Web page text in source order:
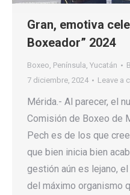
Gran, emotiva
Boxeador” 2024
Boxeo, Península, Yucatán
7 diciembre, 2024
Leave a
Mérida.- Al parecer, el
Comisión de Boxeo de
Pech es de los que
que bien inicia bien
gestión aún es lejano,
del máximo organismo